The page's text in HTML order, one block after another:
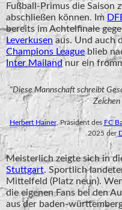
Fußball-Primus die Saison
abschließen können. Im
bereits im Achtelfinale
Leverkusen aus. Und auch
Champions Leagueblieb
Inter Mailandnur ein
"Diese Mannschaft schreibt
Zeichen
Herbert Hainer, Präsident des FC
2025 der
Meisterlich zeigte sich in
Stuttgart. Sportlich
Mittelfeld (Platz neun).
die eigenen Fans bei den
aus der baden-